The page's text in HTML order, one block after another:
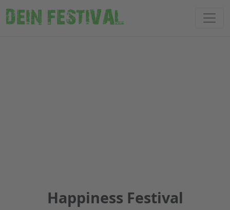
DEIN FESTIVAL
Happiness Festival